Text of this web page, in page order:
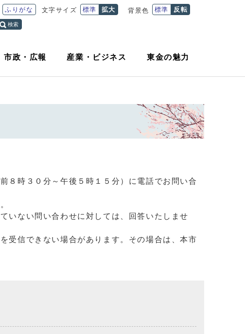
ふりがな 文字サイズ 標準 拡大 背景色 標準 反転
検索
市政 ・ 広報 産業 ・ ビジネス 東金の魅力
８時３０分～午後５時１５分）に電話でお問い合
いない問い合わせに対しては、回答いたしませ
受信できない場合があります。その場合は、本市